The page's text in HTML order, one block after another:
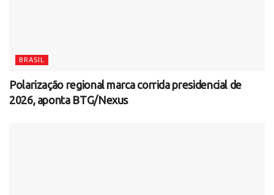
BRASIL
Polarização regional marca corrida presidencial de
2026, aponta BTG/Nexus